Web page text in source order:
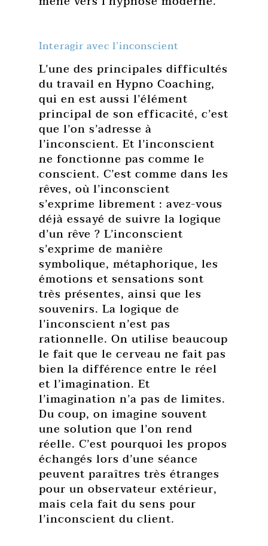
Interagir avec l’inconscient
L’une des principales difficultés
du travail en Hypno Coaching,
qui en est aussi l’élément
principal de son efficacité, c’est
que l’on s’adresse à
l’inconscient. Et l’inconscient
ne fonctionne pas comme le
conscient. C’est comme dans les
rêves, où l’inconscient
s’exprime librement : avez-vous
déjà essayé de suivre la logique
d’un rêve ? L’inconscient
s’exprime de manière
symbolique, métaphorique, les
émotions et sensations sont
très présentes, ainsi que les
souvenirs. La logique de
l’inconscient n’est pas
rationnelle. On utilise beaucoup
le fait que le cerveau ne fait pas
bien la différence entre le réel
et l’imagination. Et
l’imagination n’a pas de limites.
Du coup, on imagine souvent
une solution que l’on rend
réelle. C’est pourquoi les propos
échangés lors d’une séance
peuvent paraîtres très étranges
pour un observateur extérieur,
mais cela fait du sens pour
l’inconscient du client.